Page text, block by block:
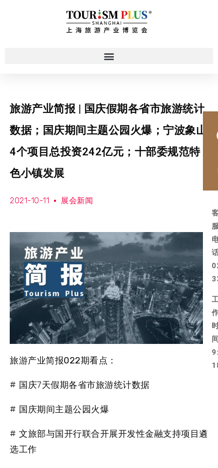
旅游产业简报 | 国庆假期各省市旅游统计
数据；​国庆期间主题公园火爆；宁波象山
4个项目总投资242亿元；十部委规范特
色小镇发展
2021-10-11 展会新闻
旅游产业简报022期看点：
# 国庆7天假期各省市旅游统计数据
# 国庆期间主题公园火爆
# 文旅部与国开行联合开展开发性金融支持项目遴
选工作